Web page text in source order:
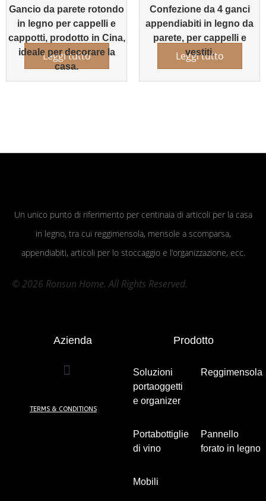
Gancio da parete rotondo
in legno per cappelli e
cappotti, prodotto in Cina,
ideale per decorare la
casa.
Leggi tutto
Confezione da 4 ganci
appendiabiti in legno da
parete, per cappelli e
vestiti.
Leggi tutto
Un unico punto di riferimento per centinaia di articoli per la casa
in legno, tra cui reggimensola, mensole a scomparsa,
appendiabiti, articoli per lo stoccaggio e l’organizzazione, ecc.
© 2026 Ronsun Home. All Rights Reserved.
Azienda
TERMS & CONDITIONS
Prodotto
Soluzioni
portaoggetti
e organizer
Reggimensola
Portabottiglie
di vino
Pannello
forato in legno
Mobili